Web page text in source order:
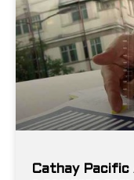
Cathay Pacific